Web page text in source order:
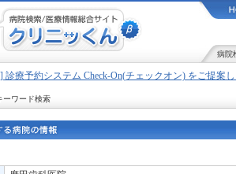
病院
診療予約システム Check-On(チェックオン) をご提案
ーワード検索